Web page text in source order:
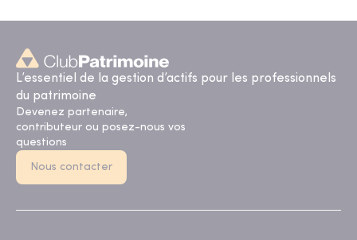
L’essentiel de la gestion d’actifs pour les professionnels
du patrimoine
Devenez partenaire,
contributeur ou posez-nous vos
questions
Nous contacter